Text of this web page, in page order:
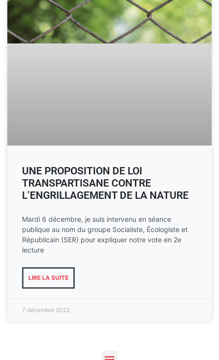
UNE PROPOSITION DE LOI
TRANSPARTISANE CONTRE
L’ENGRILLAGEMENT DE LA NATURE
Mardi 6 décembre, je suis intervenu en séance
publique au nom du groupe Socialiste, Écologiste et
Républicain (SER) pour expliquer notre vote en 2e
lecture
LIRE LA SUITE
7 décembre 2022